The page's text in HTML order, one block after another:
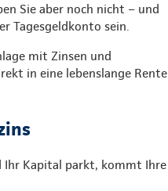
Sie aber noch nicht – und
Tagesgeldkonto sein.
mit Zinsen und
in eine lebenslange Rente
Ihr Kapital parkt, kommt Ihre